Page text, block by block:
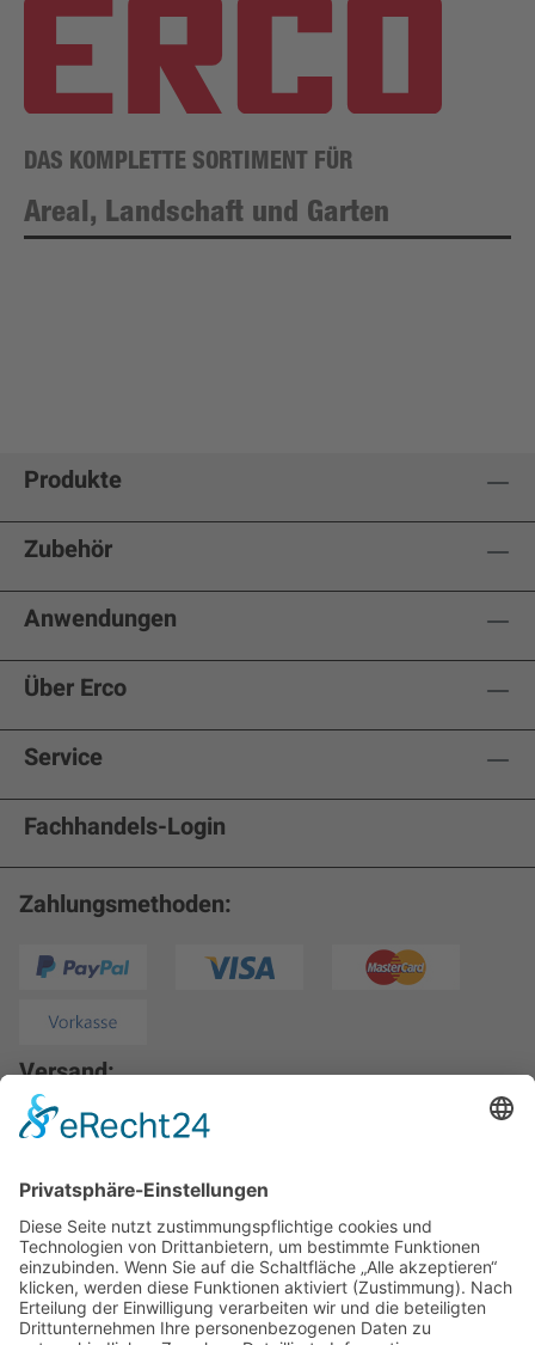
DAS KOMPLETTE SORTIMENT FÜR
Areal, Landschaft und Garten
Produkte
Zubehör
Anwendungen
Über Erco
Service
Fachhandels-Login
Zahlungsmethoden:
Versand:
* Alle Preise inkl. gesetzl. Mehrwertsteuer zzgl.